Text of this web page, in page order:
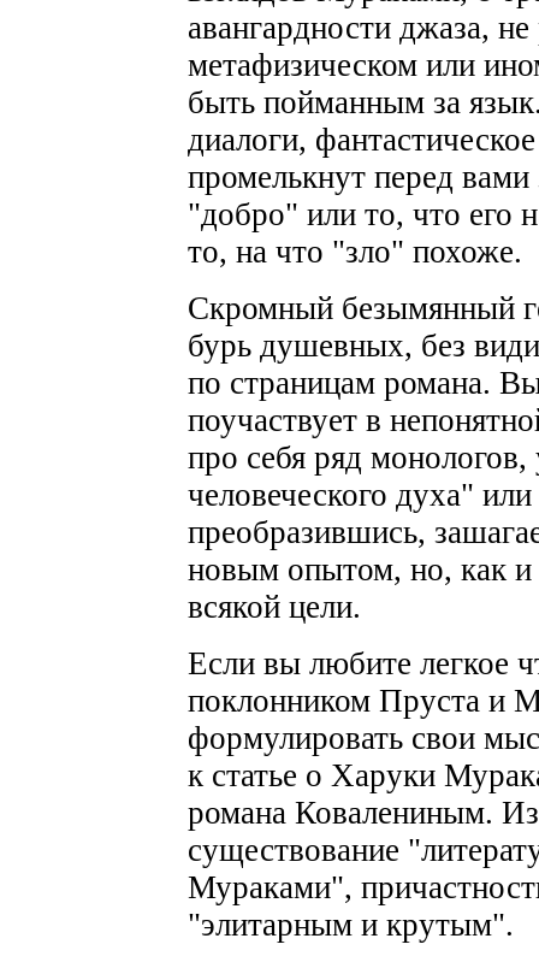
авангардности джаза,
метафизическом или
быть пойманным за
диалоги,
промелькнут перед
"добро" или то, что его
то, на что "зло" похоже.
Скромный безымянный
бурь душевных, без
по страницам романа.
поучаствует в
про себя ряд
человеческого духа"
преобразившись,
новым опытом, но, как и
всякой цели.
Если вы любите легкое
поклонником Пруста и
формулировать свои
к статье о Харуки
романа Ковалениным.
существование
Мураками",
"элитарным и крутым".